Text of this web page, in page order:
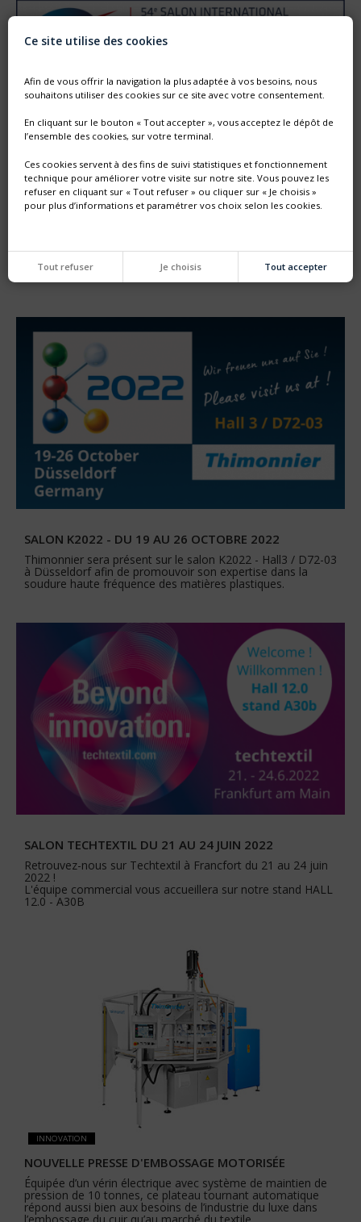
Nous sommes ravis de participer au salon international du
Bourget !
SALON K2022 - DU 19 AU 26 OCTOBRE 2022
Thimonnier sera présent sur le salon K2022 - Hall3 / D72-03
à Düsseldorf afin de promouvoir son expertise dans la
soudure haute fréquence des matières plastiques.
SALON TECHTEXTIL DU 21 AU 24 JUIN 2022
Retrouvez-nous sur Techtextil à Francfort du 21 au 24 juin
2022 !
L'équipe commercial vous accueillera sur notre stand HALL
12.0 - A30B
INNOVATION
NOUVELLE PRESSE D'EMBOSSAGE MOTORISÉE
Équipée d’un vérin électrique avec système de maintien de
pression de 10 tonnes, ce plateau tournant automatique
répond aussi bien aux besoins de l’industrie du luxe dans
Ce site utilise des cookies
Afin de vous offrir la navigation la plus adaptée à vos besoins, nous
souhaitons utiliser des cookies sur ce site avec votre consentement.
En cliquant sur le bouton « Tout accepter », vous acceptez le dépôt de
l’ensemble des cookies, sur votre terminal.
Ces cookies servent à des fins de suivi statistiques et fonctionnement
technique pour améliorer votre visite sur notre site. Vous pouvez les
refuser en cliquant sur « Tout refuser » ou cliquer sur « Je choisis »
pour plus d’informations et paramétrer vos choix selon les cookies.
Tout refuser Je choisis Tout accepter